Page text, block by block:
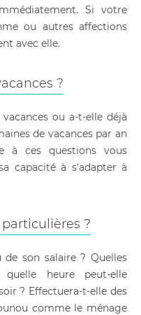
Si votre
ou autres affections
avec elle.
?
ou a-t-elle déjà
de vacances par an
à ces questions vous
capacité à s'adapter à
?
de son salaire ? Quelles
heure peut-elle
? Effectuera-t-elle des
comme le ménage